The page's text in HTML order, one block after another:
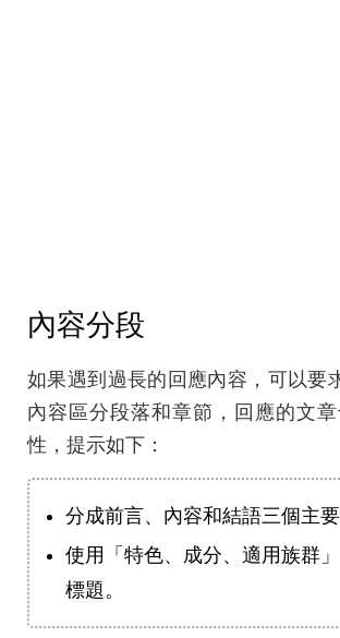
內容分段
如果遇到過長的回應內容，可以要
內容區分段落和章節，回應的文
性，提示如下：
分成前言、內容和結語三個主要
使用「特色、成分、適用族群
標題。